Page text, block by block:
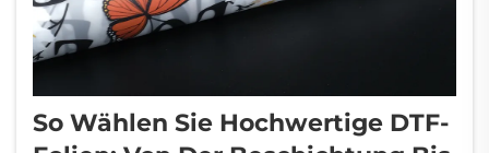
So Wählen Sie Hochwertige DTF-